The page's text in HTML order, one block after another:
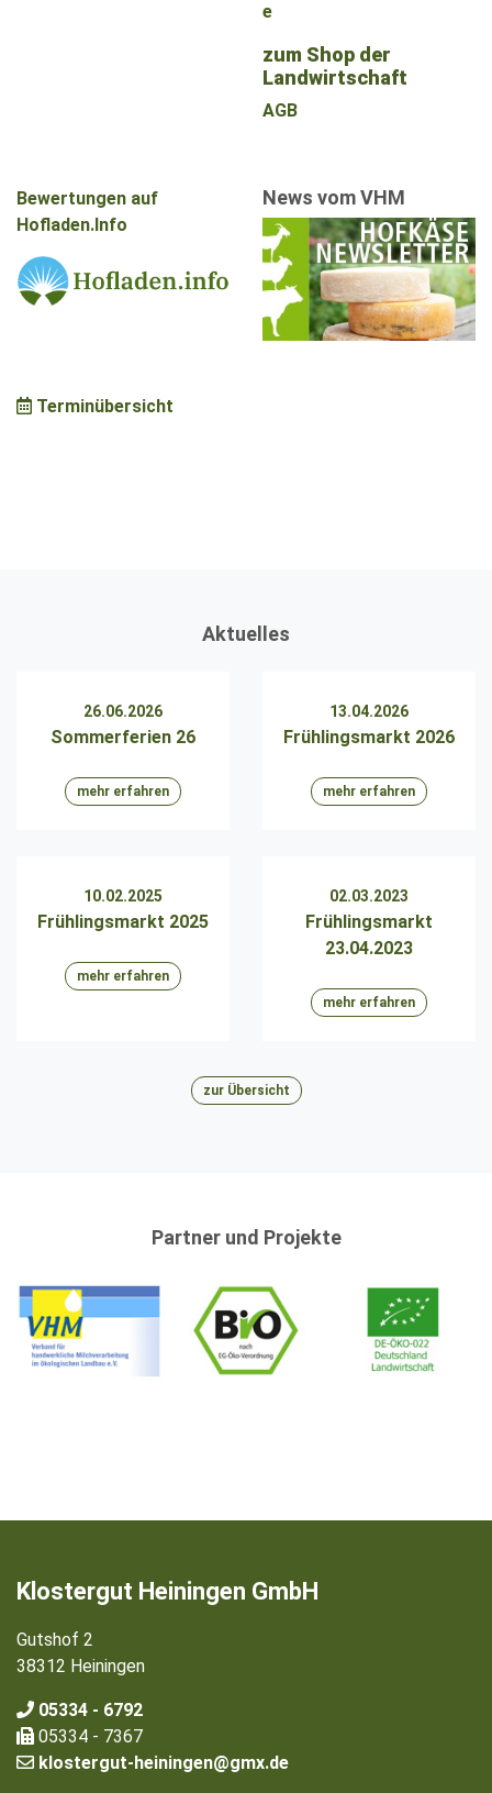
e
zum Shop der
Landwirtschaft
AGB
Bewertungen auf
Hofladen.Info
Terminübersicht
News vom VHM
Aktuelles
26.06.2026
Sommerferien 26
mehr erfahren
13.04.2026
Frühlingsmarkt 2026
mehr erfahren
10.02.2025
Frühlingsmarkt 2025
mehr erfahren
02.03.2023
Frühlingsmarkt
23.04.2023
mehr erfahren
zur Übersicht
Partner und Projekte
Klostergut Heiningen GmbH
Gutshof 2
38312 Heiningen
05334 - 6792
05334 - 7367
klostergut-heiningen@gmx.de